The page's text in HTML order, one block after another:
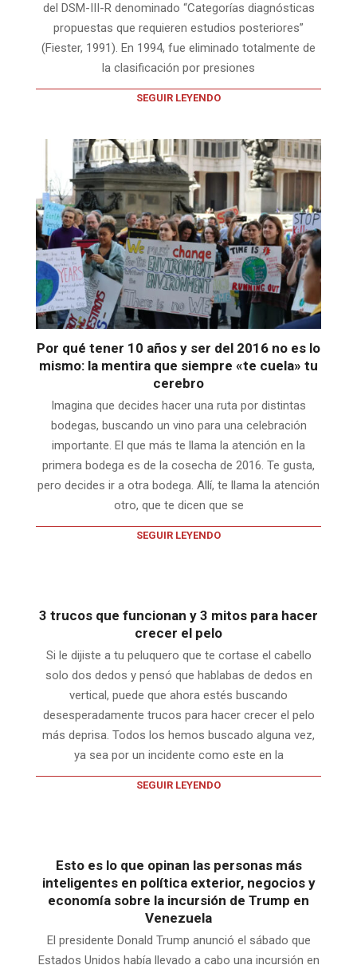
del DSM-III-R denominado “Categorías diagnósticas
propuestas que requieren estudios posteriores”
(Fiester, 1991). En 1994, fue eliminado totalmente de
la clasificación por presiones
SEGUIR LEYENDO
Por qué tener 10 años y ser del 2016 no es lo
mismo: la mentira que siempre «te cuela» tu
cerebro
Imagina que decides hacer una ruta por distintas
bodegas, buscando un vino para una celebración
importante. El que más te llama la atención en la
primera bodega es de la cosecha de 2016. Te gusta,
pero decides ir a otra bodega. Allí, te llama la atención
otro, que te dicen que se
SEGUIR LEYENDO
3 trucos que funcionan y 3 mitos para hacer
crecer el pelo
Si le dijiste a tu peluquero que te cortase el cabello
solo dos dedos y pensó que hablabas de dedos en
vertical, puede que ahora estés buscando
desesperadamente trucos para hacer crecer el pelo
más deprisa. Todos los hemos buscado alguna vez,
ya sea por un incidente como este en la
SEGUIR LEYENDO
Esto es lo que opinan las personas más
inteligentes en política exterior, negocios y
economía sobre la incursión de Trump en
Venezuela
El presidente Donald Trump anunció el sábado que
Estados Unidos había llevado a cabo una incursión en